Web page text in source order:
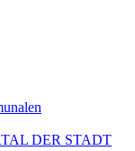
DER STADT